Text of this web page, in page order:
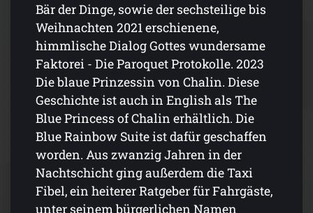
Bär der Dinge, sowie der sechsteilige bis
Weihnach­ten 2021 erschienene,
himmlische Dialog Gottes wundersame
Faktorei - Die Paroquet Protokolle. 2023
Die blaue Prinzessin von Chalin. Diese
Geschichte ist auch in English als The
Blue Princess of Chalin erhältlich. Die
Blue Rainbow Suite ist dafür geschaffen
worden. Aus zwanzig Jahren in der
Nachtschicht ging außerdem die Taxi
Fibel, ein heiterer Ratgeber für Fahrgäste,
unter seinem bürgerlichen Namen